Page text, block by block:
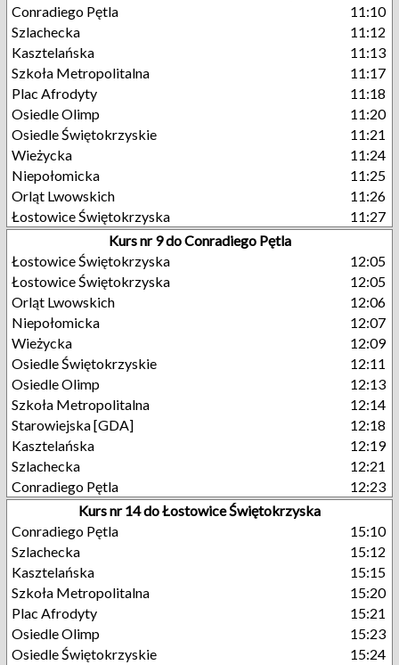
Conradiego Pętla
11:10
Szlachecka
11:12
Kasztelańska
11:13
Szkoła Metropolitalna
11:17
Plac Afrodyty
11:18
Osiedle Olimp
11:20
Osiedle Świętokrzyskie
11:21
Wieżycka
11:24
Niepołomicka
11:25
Orląt Lwowskich
11:26
Łostowice Świętokrzyska
11:27
Kurs nr 9 do Conradiego Pętla
Łostowice Świętokrzyska
12:05
Łostowice Świętokrzyska
12:05
Orląt Lwowskich
12:06
Niepołomicka
12:07
Wieżycka
12:09
Osiedle Świętokrzyskie
12:11
Osiedle Olimp
12:13
Szkoła Metropolitalna
12:14
Starowiejska [GDA]
12:18
Kasztelańska
12:19
Szlachecka
12:21
Conradiego Pętla
12:23
Kurs nr 14 do Łostowice Świętokrzyska
Conradiego Pętla
15:10
Szlachecka
15:12
Kasztelańska
15:15
Szkoła Metropolitalna
15:20
Plac Afrodyty
15:21
Osiedle Olimp
15:23
Osiedle Świętokrzyskie
15:24